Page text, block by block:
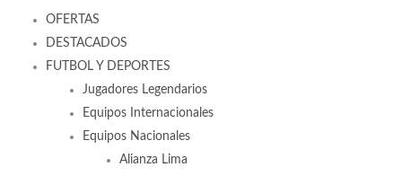
OFERTAS
DESTACADOS
FUTBOL Y DEPORTES
Jugadores Legendarios
Equipos Internacionales
Equipos Nacionales
Alianza Lima